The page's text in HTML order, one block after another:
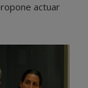
actuar